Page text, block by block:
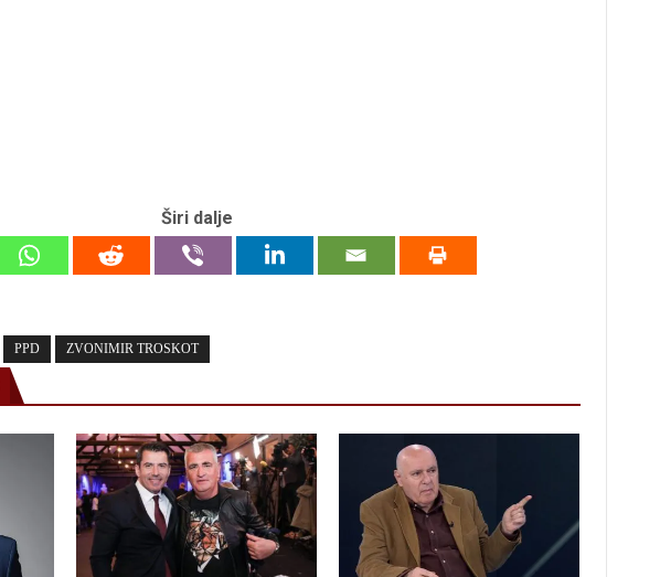
Širi dalje
PPD ZVONIMIR TROSKOT